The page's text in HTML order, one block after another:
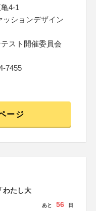
4-1
ッションデザイン
スト開催委員会
7455
ージ
わたし大
あと 56 日